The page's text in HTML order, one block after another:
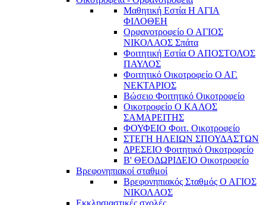
Μαθητική Εστία Η ΑΓΙΑ
ΦΙΛΟΘΕΗ
Ορφανοτροφείο Ο ΑΓΙΟΣ
ΝΙΚΟΛΑΟΣ Σπάτα
Φοιτητική Εστία Ο ΑΠΟΣΤΟΛΟΣ
ΠΑΥΛΟΣ
Φοιτητικό Οικοτροφείο Ο ΑΓ.
ΝΕΚΤΑΡΙΟΣ
Βώσειο Φοιτητικό Οικοτροφείο
Οικοτροφείο Ο ΚΑΛΟΣ
ΣΑΜΑΡΕΙΤΗΣ
ΦΟΥΦΕΙΟ Φοιτ. Οικοτροφείο
ΣΤΕΓΗ ΗΛΕΙΩΝ ΣΠΟΥΔΑΣΤΩΝ
ΔΡΕΣΕΙΟ Φοιτητικό Οικοτροφείο
Β' ΘΕΟΔΩΡΙΔΕΙΟ Οικοτροφείο
Βρεφονηπιακοί σταθμοί
Βρεφονηπιακός Σταθμός Ο ΑΓΙΟΣ
ΝΙΚΟΛΑΟΣ
Εκκλησιαστικές σχολές